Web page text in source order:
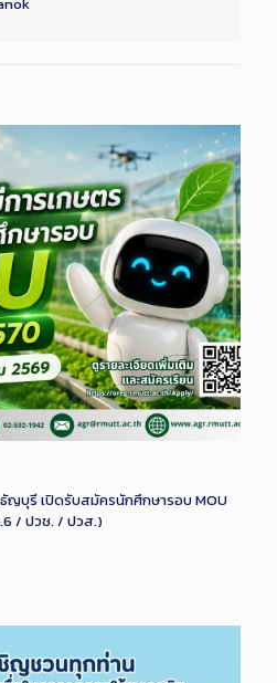
ญบุรี เปิดรับสมัครนักศึกษารอบ MOU
/ ปวช. / ปวส.)